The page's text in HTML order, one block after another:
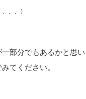
、、）
部分でもあるかと思
てください。